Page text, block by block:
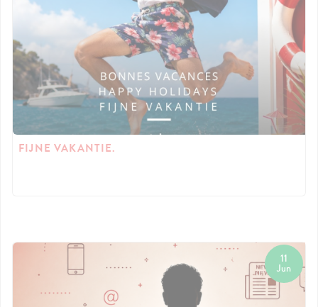
FIJNE VAKANTIE.
11
Jun